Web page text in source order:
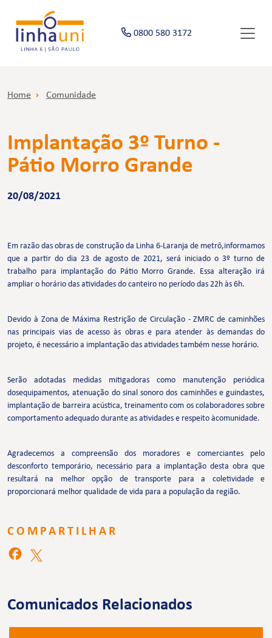
0800 580 3172
Home Comunidade
Implantação 3º Turno -
Pátio Morro Grande
20/08/2021
Em razão das obras de construção da Linha 6-Laranja de metrô,informamos
que a partir do dia 23 de agosto de 2021, será iniciado o 3º turno de
trabalho para implantação do Pátio Morro Grande. Essa alteração irá
ampliar o horário das atividades do canteiro no período das 22h às 6h.
Devido à Zona de Máxima Restrição de Circulação - ZMRC de caminhões
nas principais vias de acesso às obras e para atender às demandas do
projeto, é necessário a implantação das atividades também nesse horário.
Serão adotadas medidas mitigadoras como manutenção periódica
dosequipamentos, atenuação do sinal sonoro dos caminhões e guindastes,
implantação de barreira acústica, treinamento com os colaboradores sobre
comportamento adequado durante as atividades e respeito àcomunidade.
Agradecemos a compreensão dos moradores e comerciantes pelo
desconforto temporário, necessário para a implantação desta obra que
resultará na melhor opção de transporte para a coletividade e
proporcionará melhor qualidade de vida para a população da região.
COMPARTILHAR
Comunicados Relacionados